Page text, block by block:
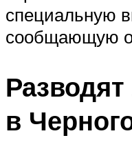
специальную
сообщающую о
в